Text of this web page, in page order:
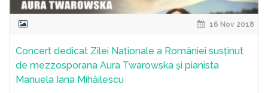
16 Nov 2018
Concert dedicat Zilei Naționale a României susținut
de mezzosporana Aura Twarowska și pianista
Manuela Iana Mihăilescu